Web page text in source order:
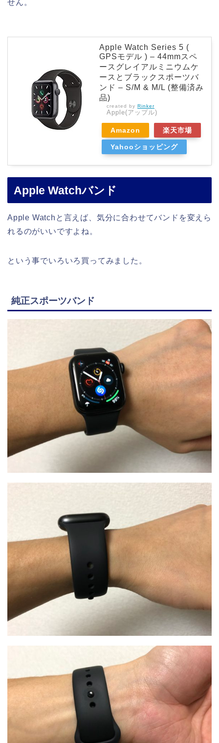
せん。
Apple Watch Series 5 (
GPSモデル ) – 44mmスペ
ースグレイアルミニウムケ
ースとブラックスポーツバ
ンド – S/M & M/L (整備済み
品)
created by Rinker
Apple(アップル)
Amazon 楽天市場
Yahooショッピング
Apple Watchバンド
Apple Watchと言えば、気分に合わせてバンドを変えら
れるのがいいですよね。
という事でいろいろ買ってみました。
純正スポーツバンド